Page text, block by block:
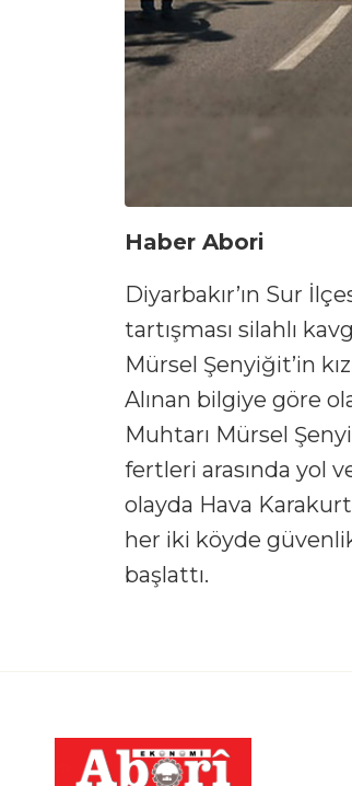
Haber Abori
Diyarbakır’ın Sur
tartışması silahlı
Mürsel Şenyiğit’in
Alınan bilgiye göre
Muhtarı Mürsel
fertleri arasında yol
olayda Hava
her iki köyde
başlattı.